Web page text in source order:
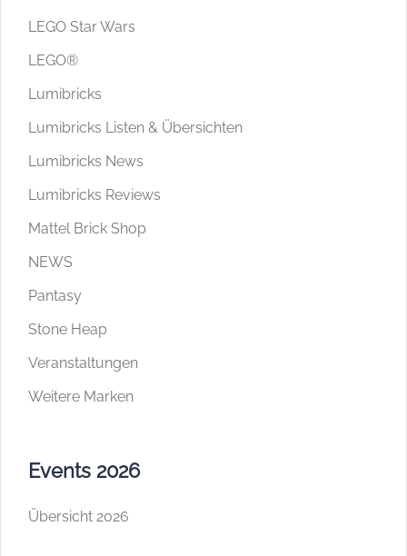
LEGO Star Wars
LEGO®
Lumibricks
Lumibricks Listen & Übersichten
Lumibricks News
Lumibricks Reviews
Mattel Brick Shop
NEWS
Pantasy
Stone Heap
Veranstaltungen
Weitere Marken
Events 2026
Übersicht 2026